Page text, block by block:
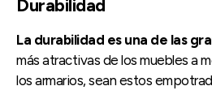
Durabilidad
La durabilidad es una de las
más atractivas de los muebles a
los armarios, sean estos